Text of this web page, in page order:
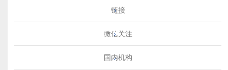
链接
微信关注
国内机构